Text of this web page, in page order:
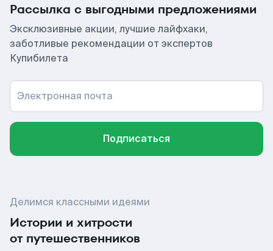
Рассылка с выгодными предложениями
Эксклюзивные акции, лучшие лайфхаки,
заботливые рекомендации от экспертов
Купибилета
Электронная почта
Подписаться
Делимся классными идеями
Истории и хитрости
от путешественников